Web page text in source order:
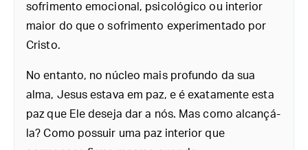
sofrimento emocional, psicológico ou interior
maior do que o sofrimento experimentado por
Cristo.
No entanto, no núcleo mais profundo da sua
alma, Jesus estava em paz, e é exatamente esta
paz que Ele deseja dar a nós. Mas como alcançá-
la? Como possuir uma paz interior que